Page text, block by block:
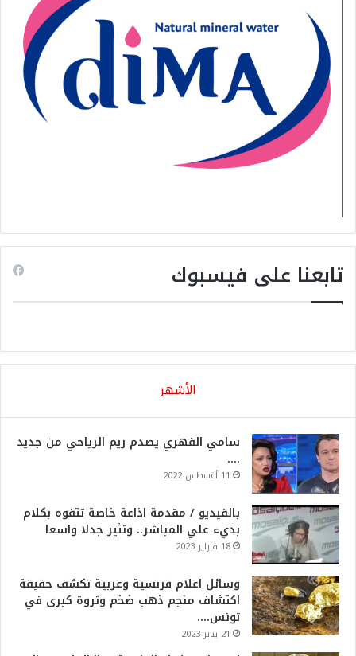
تابعنا على فيسبوك
الأشهر
سامي الفهري يصدم ريم الرياحي من جديد
….
11 أغسطس 2022
بالفيديو / مقدمة اذاعة خاصة تتفوه بكلام
بذيء علي المباشر.. وتثير جدلا واسعا
18 فبراير 2023
وسائل اعلام فرنسية وعربية تكشف حقيقة
اكتشاف منجم ذهب ضخم وثروة كبرى في
تونس….
21 يناير 2023